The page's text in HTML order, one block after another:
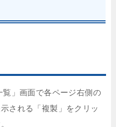
」画面で各ページ右側の
される「複製」をクリッ